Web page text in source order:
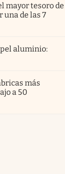
mayor tesoro de
una de las 7
aluminio:
más
a 50